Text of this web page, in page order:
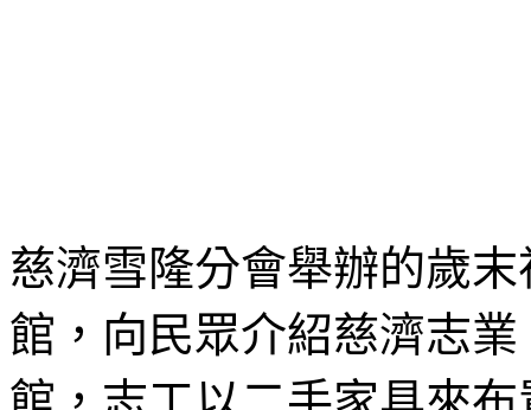
慈濟雪隆分會舉辦的歲
館，向民眾介紹慈濟志